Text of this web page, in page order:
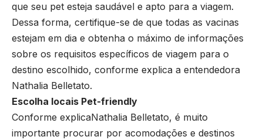
que seu pet esteja saudável e apto para a viagem.
Dessa forma, certifique-se de que todas as vacinas
estejam em dia e obtenha o máximo de informações
sobre os requisitos específicos de viagem para o
destino escolhido, conforme explica a entendedora
Nathalia Belletato.
Escolha locais Pet-friendly
Conforme explicaNathalia Belletato, é muito
importante procurar por acomodações e destinos